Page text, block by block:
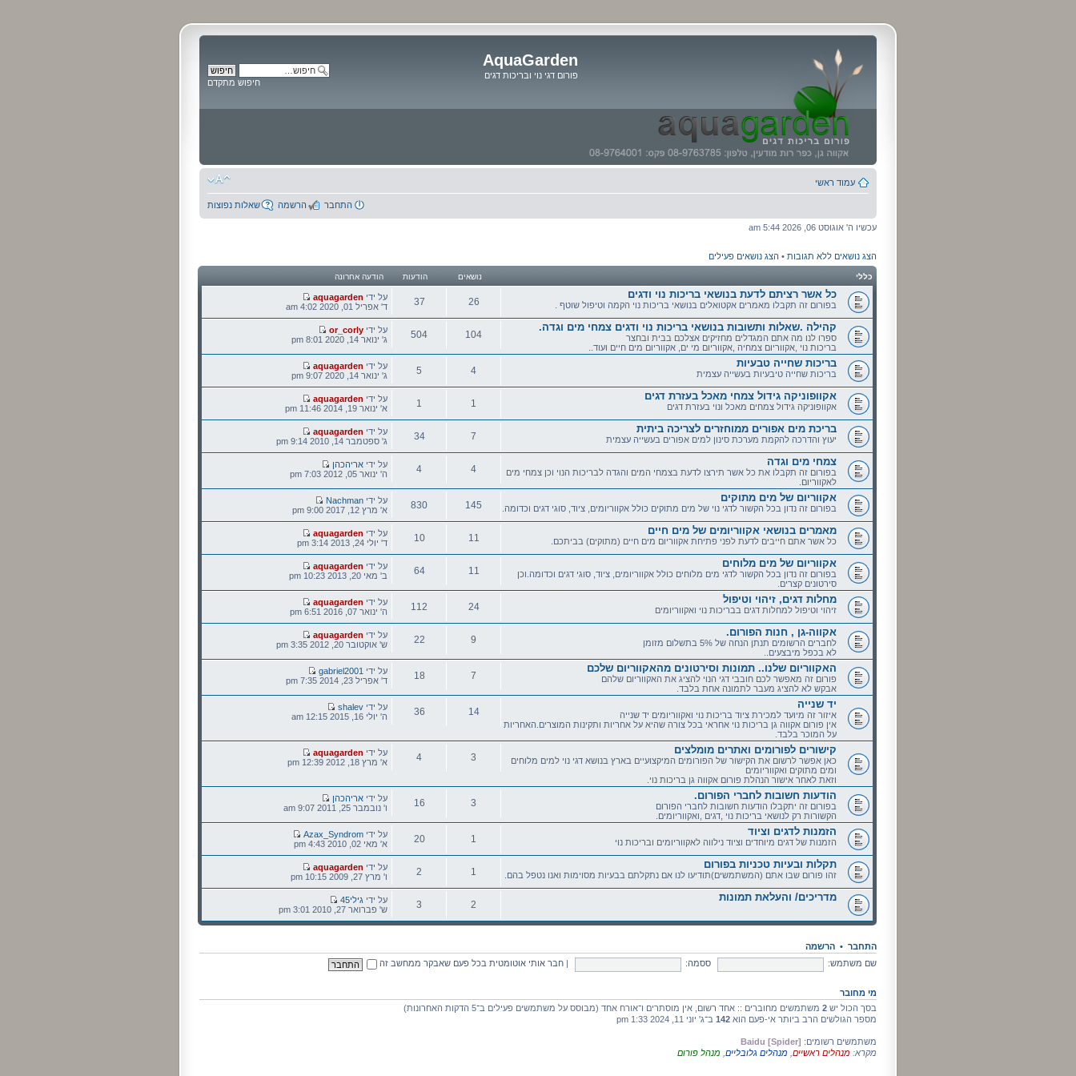
AquaGarden
פורום דגי נוי ובריכות דגים
לתוכן
חיפוש מתקדם
עמוד ראשי
שאלות נפוצות הרשמה התחבר
עכשיו ה' אוגוסט 06, 2026 5:44 am
הצג נושאים ללא תגובות • הצג נושאים פעילים
כללי נושאים הודעות הודעה אחרונה
כל אשר רציתם לדעת בנושאי בריכות נוי ודגים
בפורום זה תקבלו מאמרים אקטואלים בנושאי בריכות נוי הקמה וטיפול שוטף .
26
נושאים
37
הודעות
הודעה
אחרונה
על ידי aquagarden
ד' אפריל 01, 2020 4:02 am
קהילה .שאלות ותשובות בנושאי בריכות נוי ודגים צמחי מים וגדה.
ספרו לנו מה אתם המגדלים מחזיקים אצלכם בבית ובחצר
בריכות נוי ,אקווריום צמחיה ,אקווריום מי ים, אקווריום מים חיים ועוד..
104
נושאים
504
הודעות
הודעה
אחרונה
על ידי or_corly
ג' ינואר 14, 2020 8:01 pm
בריכות שחייה טבעיות
בריכות שחייה טיבעיות בעשייה עצמית
4
נושאים
5
הודעות
הודעה
אחרונה
על ידי aquagarden
ג' ינואר 14, 2020 9:07 pm
אקוופוניקה גידול צמחי מאכל בעזרת דגים
אקוופוניקה גידול צמחים מאכל ונוי בעזרת דגים
1
נושאים
1
הודעות
הודעה
אחרונה
על ידי aquagarden
א' ינואר 19, 2014 11:46 pm
בריכת מים אפורים ממוחזרים לצריכה ביתית
יעוץ והדרכה להקמת מערכת סינון למים אפורים בעשייה עצמית
7
נושאים
34
הודעות
הודעה
אחרונה
על ידי aquagarden
ג' ספטמבר 14, 2010 9:14 pm
צמחי מים וגדה
בפורום זה תקבלו את כל אשר תירצו לדעת בצמחי המים והגדה לבריכות הנוי וכן צמחי מים
לאקווריום.
4
נושאים
4
הודעות
הודעה
אחרונה
על ידי אריהכהן
ה' ינואר 05, 2012 7:03 pm
אקווריום של מים מתוקים
בפורום זה נדון בכל הקשור לדגי נוי של מים מתוקים כולל אקווריומים, ציוד, סוגי דגים וכדומה.
145
נושאים
830
הודעות
הודעה
אחרונה
על ידי Nachman
א' מרץ 12, 2017 9:00 pm
מאמרים בנושאי אקווריומים של מים חיים
כל אשר אתם חייבים לדעת לפני פתיחת אקווריום מים חיים (מתוקים) בביתכם.
11
נושאים
10
הודעות
הודעה
אחרונה
על ידי aquagarden
ד' יולי 24, 2013 3:14 pm
אקווריום של מים מלוחים
בפורום זה נדון בכל הקשור לדגי מים מלוחים כולל אקווריומים, ציוד, סוגי דגים וכדומה.וכן
סירטונים קצרים.
11
נושאים
64
הודעות
הודעה
אחרונה
על ידי aquagarden
ב' מאי 20, 2013 10:23 pm
מחלות דגים, זיהוי וטיפול
זיהוי וטיפול למחלות דגים בבריכות נוי ואקווריומים
24
נושאים
112
הודעות
הודעה
אחרונה
על ידי aquagarden
ה' ינואר 07, 2016 6:51 pm
אקווה-גן , חנות הפורום.
לחברים הרשומים תנתן הנחה של 5% בתשלום מזומן
לא בכפל מיבצעים..
9
נושאים
22
הודעות
הודעה
אחרונה
על ידי aquagarden
ש' אוקטובר 20, 2012 3:35 pm
האקווריום שלנו.. תמונות וסירטונים מהאקווריום שלכם
פורום זה מאפשר לכם חובבי דגי הנוי להציג את האקווריום שלהם
אבקש לא להציג מעבר לתמונה אחת בלבד.
7
נושאים
18
הודעות
הודעה
אחרונה
על ידי gabriel2001
ד' אפריל 23, 2014 7:35 pm
יד שנייה
איזור זה מיועד למכירת ציוד בריכות נוי ואקווריומים יד שנייה
אין פורום אקווה גן בריכות נוי אחראי בכל צורה שהיא על אחריות ותקינות המוצרים.האחריות
על המוכר בלבד.
14
36
הודעה
אחרונה
על ידי shalev
ה' יולי 16, 2015 12:15 am
קישורים לפורומים ואתרים מומלצים
כאן אפשר לרשום את הקישור של הפורומים המיקצועיים בארץ בנושא דגי נוי למים מלוחים
ומים מתוקים ואקווריומים
וזאת לאחר אישור הנהלת פורום אקווה גן בריכות נוי.
3
4
הודעה
אחרונה
על ידי aquagarden
א' מרץ 18, 2012 12:39 pm
הודעות חשובות לחברי הפורום.
בפורום זה יתקבלו הודעות חשובות לחברי הפורום
הקשורות רק לנושאי בריכות נוי ,דגים ,ואקווריומים.
3
נושאים
16
הודעות
הודעה
אחרונה
על ידי אריהכהן
ו' נובמבר 25, 2011 9:07 am
הזמנות לדגים וציוד
הזמנות של דגים מיוחדים וציוד נילווה לאקווריומים ובריכות נוי
1
נושאים
20
הודעות
הודעה
אחרונה
על ידי Azax_Syndrom
א' מאי 02, 2010 4:43 pm
תקלות ובעיות טכניות בפורום
זהו פורום שבו אתם (המשתמשים)תודיעו לנו אם נתקלתם בבעיות מסוימות ואנו נטפל בהם.
1
נושאים
2
הודעות
הודעה
אחרונה
על ידי aquagarden
ו' מרץ 27, 2009 10:15 pm
מדריכים/ והעלאת תמונות
2
נושאים
3
הודעות
הודעה
אחרונה
על ידי גילי45
ש' פברואר 27, 2010 3:01 pm
התחבר • הרשמה
שם משתמש:
ססמה: חבר אותי אוטומטית בכל פעם שאבקר ממחשב זה
מי מחובר
בסך הכול יש 2 משתמשים מחוברים :: אחד רשום, אין מוסתרים ו־אורח אחד (מבוסס על משתמשים פעילים ב־5 הדקות האחרונות)
מספר הגולשים הרב ביותר אי-פעם הוא 142 ב־ג' יוני 11, 2024 1:33 pm
משתמשים רשומים: Baidu [Spider]
מקרא: מנהלים ראשיים מנהלים גלובליים מנהל פורום